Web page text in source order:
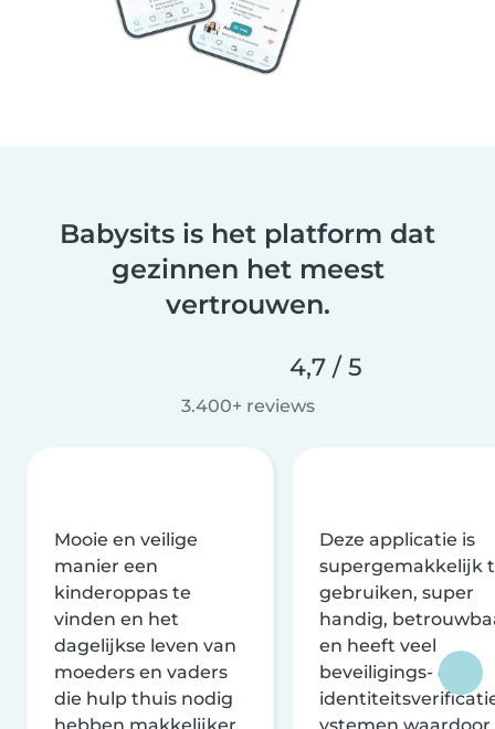
Babysits is het platform dat
gezinnen het meest
vertrouwen.
4,7 / 5
3.400+ reviews
Mooie en veilige
manier een
kinderoppas te
vinden en het
dagelijkse leven van
moeders en vaders
die hulp thuis nodig
Deze applicatie is
supergemakkelijk
gebruiken, super
handig,
en heeft veel
beveiligings- en